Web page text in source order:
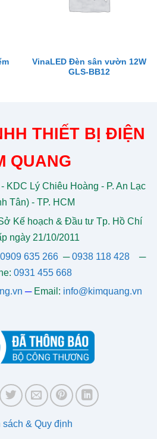
VinaLED Đèn sân vườn 12W
GLS-BB12
THIẾT BỊ ĐIỆN
QUANG
KDC Lý Chiêu Hoàng - P. An Lạc
Tân) - TP. HCM
Kế hoạch & Đầu tư Tp. Hồ Chí
ngày 21/10/2011
0909 635 266─0938 118 428─
0931 455 668
─ Email: info@kimquang.vn
sách & Quy định